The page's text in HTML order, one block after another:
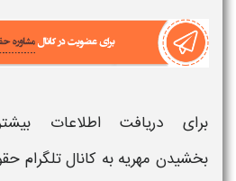
برای دریافت اطلاعات
بخشیدن مهریه به کانال تلگرام